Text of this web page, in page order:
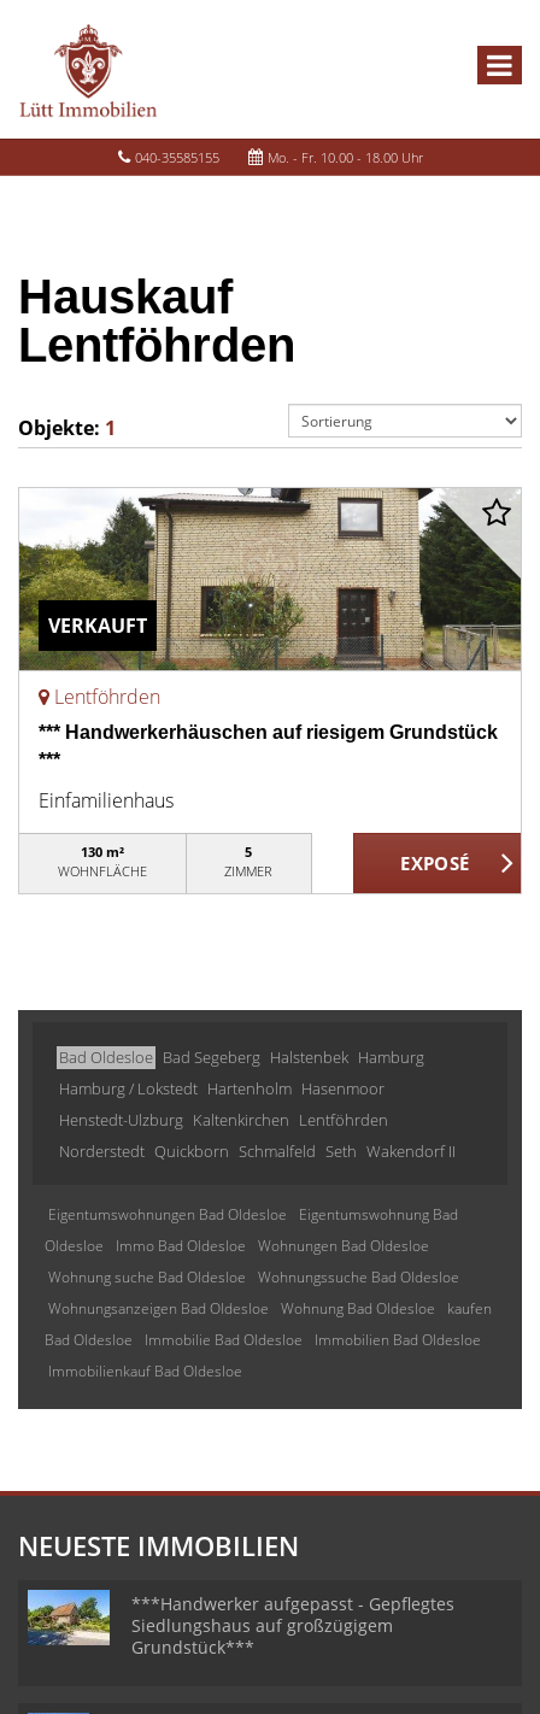
040-35585155 Mo. - Fr. 10.00 - 18.00 Uhr
Hauskauf
Lentföhrden
Objekte: 1
VERKAUFT
Lentföhrden
*** Handwerkerhäuschen auf riesigem Grundstück
***
Einfamilienhaus
130 m²
WOHNFLÄCHE
5
ZIMMER
Bad Oldesloe Bad Segeberg Halstenbek Hamburg
Hamburg / Lokstedt Hartenholm Hasenmoor
Henstedt-Ulzburg Kaltenkirchen Lentföhrden
Norderstedt Quickborn Schmalfeld Seth Wakendorf II
Eigentumswohnungen Bad Oldesloe
Eigentumswohnung Bad
Oldesloe
Immo Bad Oldesloe
Wohnungen Bad Oldesloe
Wohnung suche Bad Oldesloe
Wohnungssuche Bad Oldesloe
Wohnungsanzeigen Bad Oldesloe
Wohnung Bad Oldesloe
kaufen
Bad Oldesloe
Immobilie Bad Oldesloe
Immobilien Bad Oldesloe
Immobilienkauf Bad Oldesloe
NEUESTE IMMOBILIEN
***Handwerker aufgepasst - Gepflegtes
Siedlungshaus auf großzügigem
Grundstück***